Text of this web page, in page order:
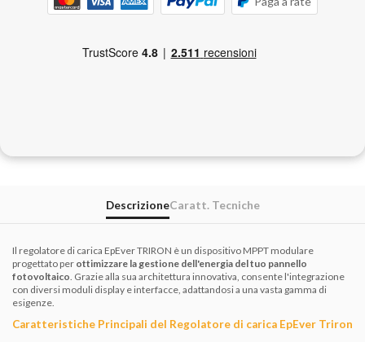
DescrizioneCaratt. Tecniche
Il regolatore di carica EpEver TRIRON è un dispositivo MPPT modulare
progettato per ottimizzare la gestione dell'energia del tuo pannello
fotovoltaico. Grazie alla sua architettura innovativa, consente l'integrazione
con diversi moduli display e interfacce, adattandosi a una vasta gamma di
esigenze.
Caratteristiche Principali del Regolatore di carica EpEver Triron